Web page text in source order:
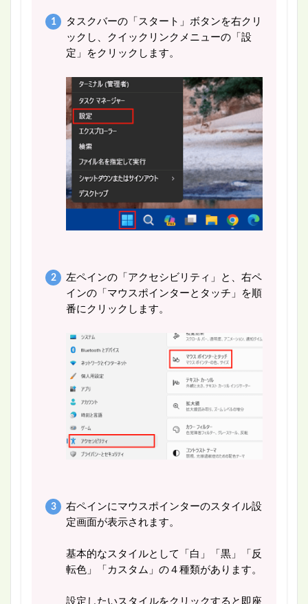
タスクバーの「スタート」ボタンを右クリ
ックし、クイックリンクメニューの「設
定」をクリックします。
左ペインの「アクセシビリティ」と、右ペ
インの「マウスポインターとタッチ」を順
番にクリックします。
右ペインにマウスポインターのスタイル設
定画面が表示されます。
基本的なスタイルとして「白」「黒」「反
転色」「カスタム」の４種類があります。
設定したいスタイルをクリックすると即座